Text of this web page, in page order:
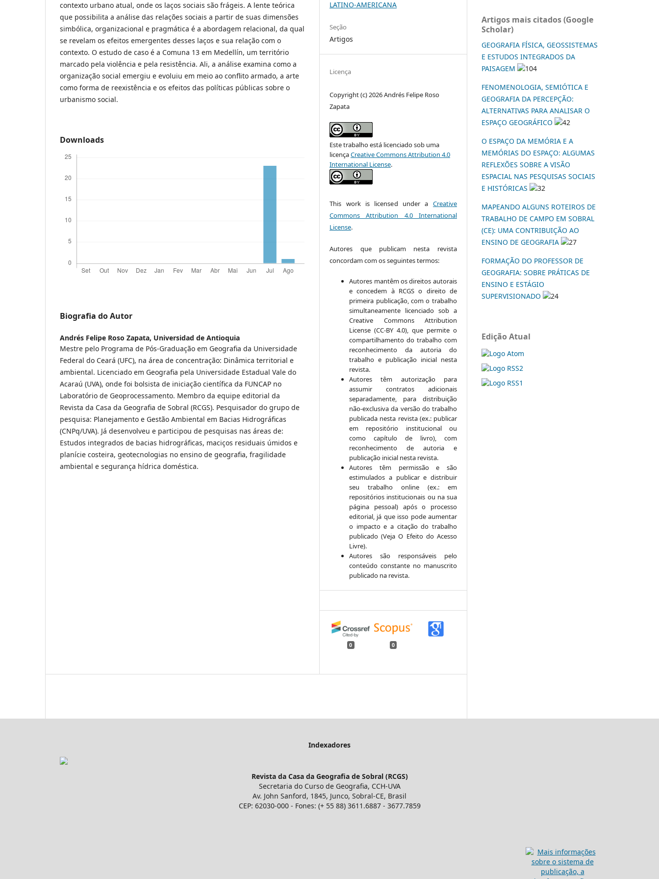
contexto urbano atual, onde os laços sociais são frágeis. A lente teórica
que possibilita a análise das relações sociais a partir de suas dimensões
simbólica, organizacional e pragmática é a abordagem relacional, da qual
se revelam os efeitos emergentes desses laços e sua relação com o
contexto. O estudo de caso é a Comuna 13 em Medellín, um território
marcado pela violência e pela resistência. Ali, a análise examina como a
organização social emergiu e evoluiu em meio ao conflito armado, a arte
como forma de reexistência e os efeitos das políticas públicas sobre o
urbanismo social.
Downloads
Biografia do Autor
Andrés Felipe Roso Zapata, Universidad de Antioquia
Mestre pelo Programa de Pós-Graduação em Geografia da Universidade
Federal do Ceará (UFC), na área de concentração: Dinâmica territorial e
ambiental. Licenciado em Geografia pela Universidade Estadual Vale do
Acaraú (UVA), onde foi bolsista de iniciação científica da FUNCAP no
Laboratório de Geoprocessamento. Membro da equipe editorial da
Revista da Casa da Geografia de Sobral (RCGS). Pesquisador do grupo de
pesquisa: Planejamento e Gestão Ambiental em Bacias Hidrográficas
(CNPq/UVA). Já desenvolveu e participou de pesquisas nas áreas de:
Estudos integrados de bacias hidrográficas, maciços residuais úmidos e
planície costeira, geotecnologias no ensino de geografia, fragilidade
ambiental e segurança hídrica doméstica.
LATINO-AMERICANA
Seção
Artigos
Licença
Copyright (c) 2026 Andrés Felipe Roso
Zapata
Este trabalho está licenciado sob uma
licençaCreative Commons Attribution 4.0
International License.
This work is licensed under a Creative
Commons Attribution 4.0 International
License.
Autores que publicam nesta revista
concordam com os seguintes termos:
Autores mantêm os direitos autorais
e concedem à RCGS o direito de
primeira publicação, com o trabalho
simultaneamente licenciado sob a
Creative Commons Attribution
License (CC-BY 4.0), que permite o
compartilhamento do trabalho com
reconhecimento da autoria do
trabalho e publicação inicial nesta
revista.
Autores têm autorização para
assumir contratos adicionais
separadamente, para distribuição
não-exclusiva da versão do trabalho
publicada nesta revista (ex.: publicar
em repositório institucional ou
como capítulo de livro), com
reconhecimento de autoria e
publicação inicial nesta revista.
Autores têm permissão e são
estimulados a publicar e distribuir
seu trabalho online (ex.: em
repositórios institucionais ou na sua
página pessoal) após o processo
editorial, já que isso pode aumentar
o impacto e a citação do trabalho
publicado (Veja O Efeito do Acesso
Livre).
Autores são responsáveis pelo
conteúdo constante no manuscrito
publicado na revista.
0 0
Artigos mais citados (Google
Scholar)
GEOGRAFIA FÍSICA, GEOSSISTEMAS
E ESTUDOS INTEGRADOS DA
PAISAGEM
104
FENOMENOLOGIA, SEMIÓTICA E
GEOGRAFIA DA PERCEPÇÃO:
ALTERNATIVAS PARA ANALISAR O
ESPAÇO GEOGRÁFICO
42
O ESPAÇO DA MEMÓRIA E A
MEMÓRIAS DO ESPAÇO: ALGUMAS
REFLEXÕES SOBRE A VISÃO
ESPACIAL NAS PESQUISAS SOCIAIS
E HISTÓRICAS
32
MAPEANDO ALGUNS ROTEIROS DE
TRABALHO DE CAMPO EM SOBRAL
(CE): UMA CONTRIBUIÇÃO AO
ENSINO DE GEOGRAFIA
27
FORMAÇÃO DO PROFESSOR DE
GEOGRAFIA: SOBRE PRÁTICAS DE
ENSINO E ESTÁGIO
SUPERVISIONADO
24
Edição Atual
Indexadores
Revista da Casa da Geografia de Sobral (RCGS)
Secretaria do Curso de Geografia, CCH-UVA
Av. John Sanford, 1845, Junco, Sobral-CE, Brasil
CEP: 62030-000 - Fones: (+ 55 88) 3611.6887 - 3677.7859